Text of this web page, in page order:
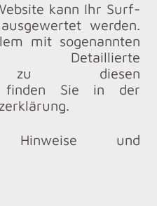
kann Ihr Surf-
werden.
mit sogenannten
Detaillierte
zu diesen
finden Sie in der
und